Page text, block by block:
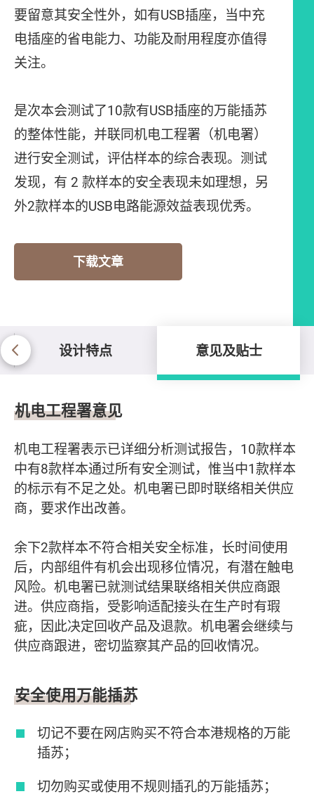
要留意其安全性外，如有USB插座，当中充
电插座的省电能力、功能及耐用程度亦值得
关注。
是次本会测试了10款有USB插座的万能插苏
的整体性能，并联同机电工程署（机电署）
进行安全测试，评估样本的综合表现。测试
发现，有 2 款样本的安全表现未如理想，另
外2款样本的USB电路能源效益表现优秀。
下载文章
设计特点 意见及贴士
机电工程署意见
机电工程署表示已详细分析测试报告，10款样本
中有8款样本通过所有安全测试，惟当中1款样本
的标示有不足之处。机电署已即时联络相关供应
商，要求作出改善。
余下2款样本不符合相关安全标准，长时间使用
后，内部组件有机会出现移位情况，有潜在触电
风险。机电署已就测试结果联络相关供应商跟
进。供应商指，受影响适配接头在生产时有瑕
疵，因此决定回收产品及退款。机电署会继续与
供应商跟进，密切监察其产品的回收情况。
安全使用万能插苏
切记不要在网店购买不符合本港规格的万能
插苏；
切勿购买或使用不规则插孔的万能插苏；